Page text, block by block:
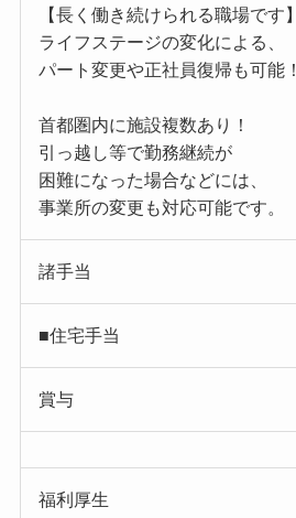
【長く働き続けられる職場です】
ライフステージの変化による、
パート変更や正社員復帰も可能！
首都圏内に施設複数あり！
引っ越し等で勤務継続が
困難になった場合などには、
事業所の変更も対応可能です。
諸手当
■住宅手当
賞与
福利厚生